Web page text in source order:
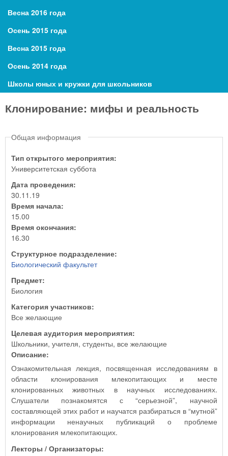
Весна 2016 года
Осень 2015 года
Весна 2015 года
Осень 2014 года
Школы юных и кружки для школьников
Клонирование: мифы и реальность
Общая информация
Тип открытого мероприятия:
Университетская суббота
Дата проведения:
30.11.19
Время начала:
15.00
Время окончания:
16.30
Структурное подразделение:
Биологический факультет
Предмет:
Биология
Категория участников:
Все желающие
Целевая аудитория мероприятия:
Школьники, учителя, студенты, все желающие
Описание:
Ознакомительная лекция, посвященная исследованиям в
области клонирования млекопитающих и месте
клонированных животных в научных исследованиях.
Слушатели познакомятся с “серьезной”, научной
составляющей этих работ и научатся разбираться в “мутной”
информации ненаучных публикаций о проблеме
клонирования млекопитающих.
Лекторы / Организаторы: